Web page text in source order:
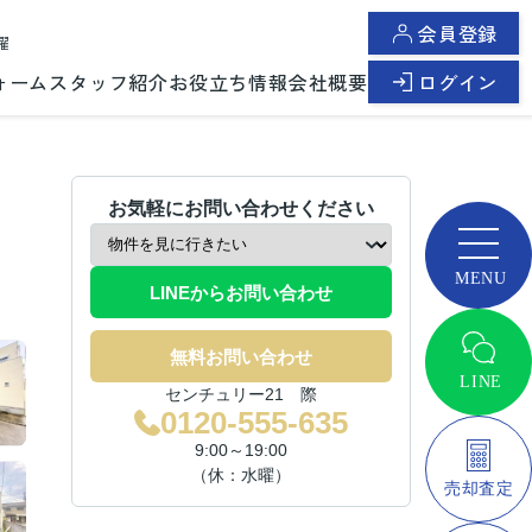
ーム スタッフ紹介お役立ち情報会社概要
会員登録
ログイン
お気軽にお問い合わせください
LINEからお問い合わせ
無料お問い合わせ
センチュリー21 際
0120-555-635
9:00～19:00
（休：水曜）